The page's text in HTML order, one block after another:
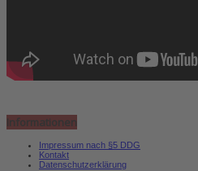
Informationen
Impressum nach §5 DDG
Kontakt
Datenschutzerklärung